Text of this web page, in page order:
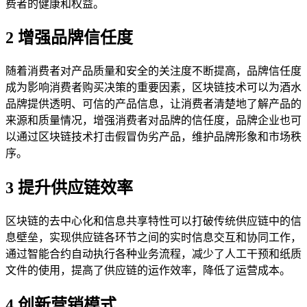
费者的健康和权益。
2 增强品牌信任度
随着消费者对产品质量和安全的关注度不断提高，品牌信任度
成为影响消费者购买决策的重要因素，区块链技术可以为酒水
品牌提供透明、可信的产品信息，让消费者清楚地了解产品的
来源和质量情况，增强消费者对品牌的信任度，品牌企业也可
以通过区块链技术打击假冒伪劣产品，维护品牌形象和市场秩
序。
3 提升供应链效率
区块链的去中心化和信息共享特性可以打破传统供应链中的信
息壁垒，实现供应链各环节之间的实时信息交互和协同工作，
通过智能合约自动执行各种业务流程，减少了人工干预和纸质
文件的使用，提高了供应链的运作效率，降低了运营成本。